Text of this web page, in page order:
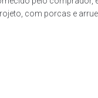
com porcas e